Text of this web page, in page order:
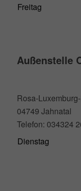
Freitag
Außenstelle
Rosa-
04749 Jahnatal
Telefon: 034324
Dienstag